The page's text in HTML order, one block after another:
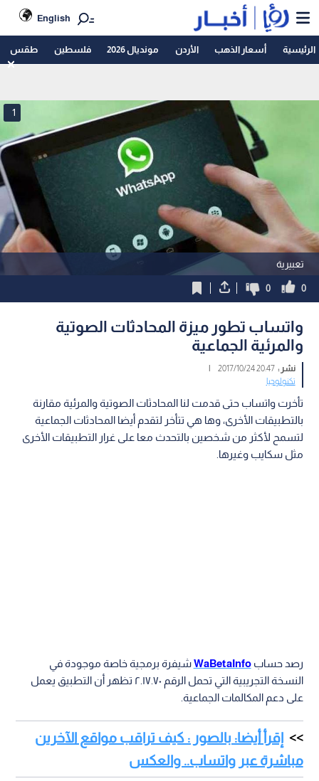
English
الرئيسية أسعار الذهب الأردن مونديال 2026 فلسطين طقس
تعبيرية
1
0
0
واتساب تطور ميزة المحادثات الصوتية
والمرئية الجماعية
نشر :20:47 2017/10/24
|
تكنولوجيا
تأخرت واتساب حتى قدمت لنا المحادثات الصوتية والمرئية مقارنة
بالتطبيقات الأخرى، وها هي تتأخر لتقدم أيضا المحادثات الجماعية
لتسمح لأكثر من شخصين بالتحدث معا على غرار التطبيقات الأخرى
مثل سكايب وغيرها.
رصد حسابWaBetaInfoشيفرة برمجية خاصة موجودة في
النسخة التجريبية التي تحمل الرقم ٢.١٧.٧٠ تظهر أن التطبيق يعمل
على دعم المكالمات الجماعية.
إقرأ أيضا: بالصور : كيف تراقب مواقع الآخرين
مباشرة عبر واتساب.. والعكس